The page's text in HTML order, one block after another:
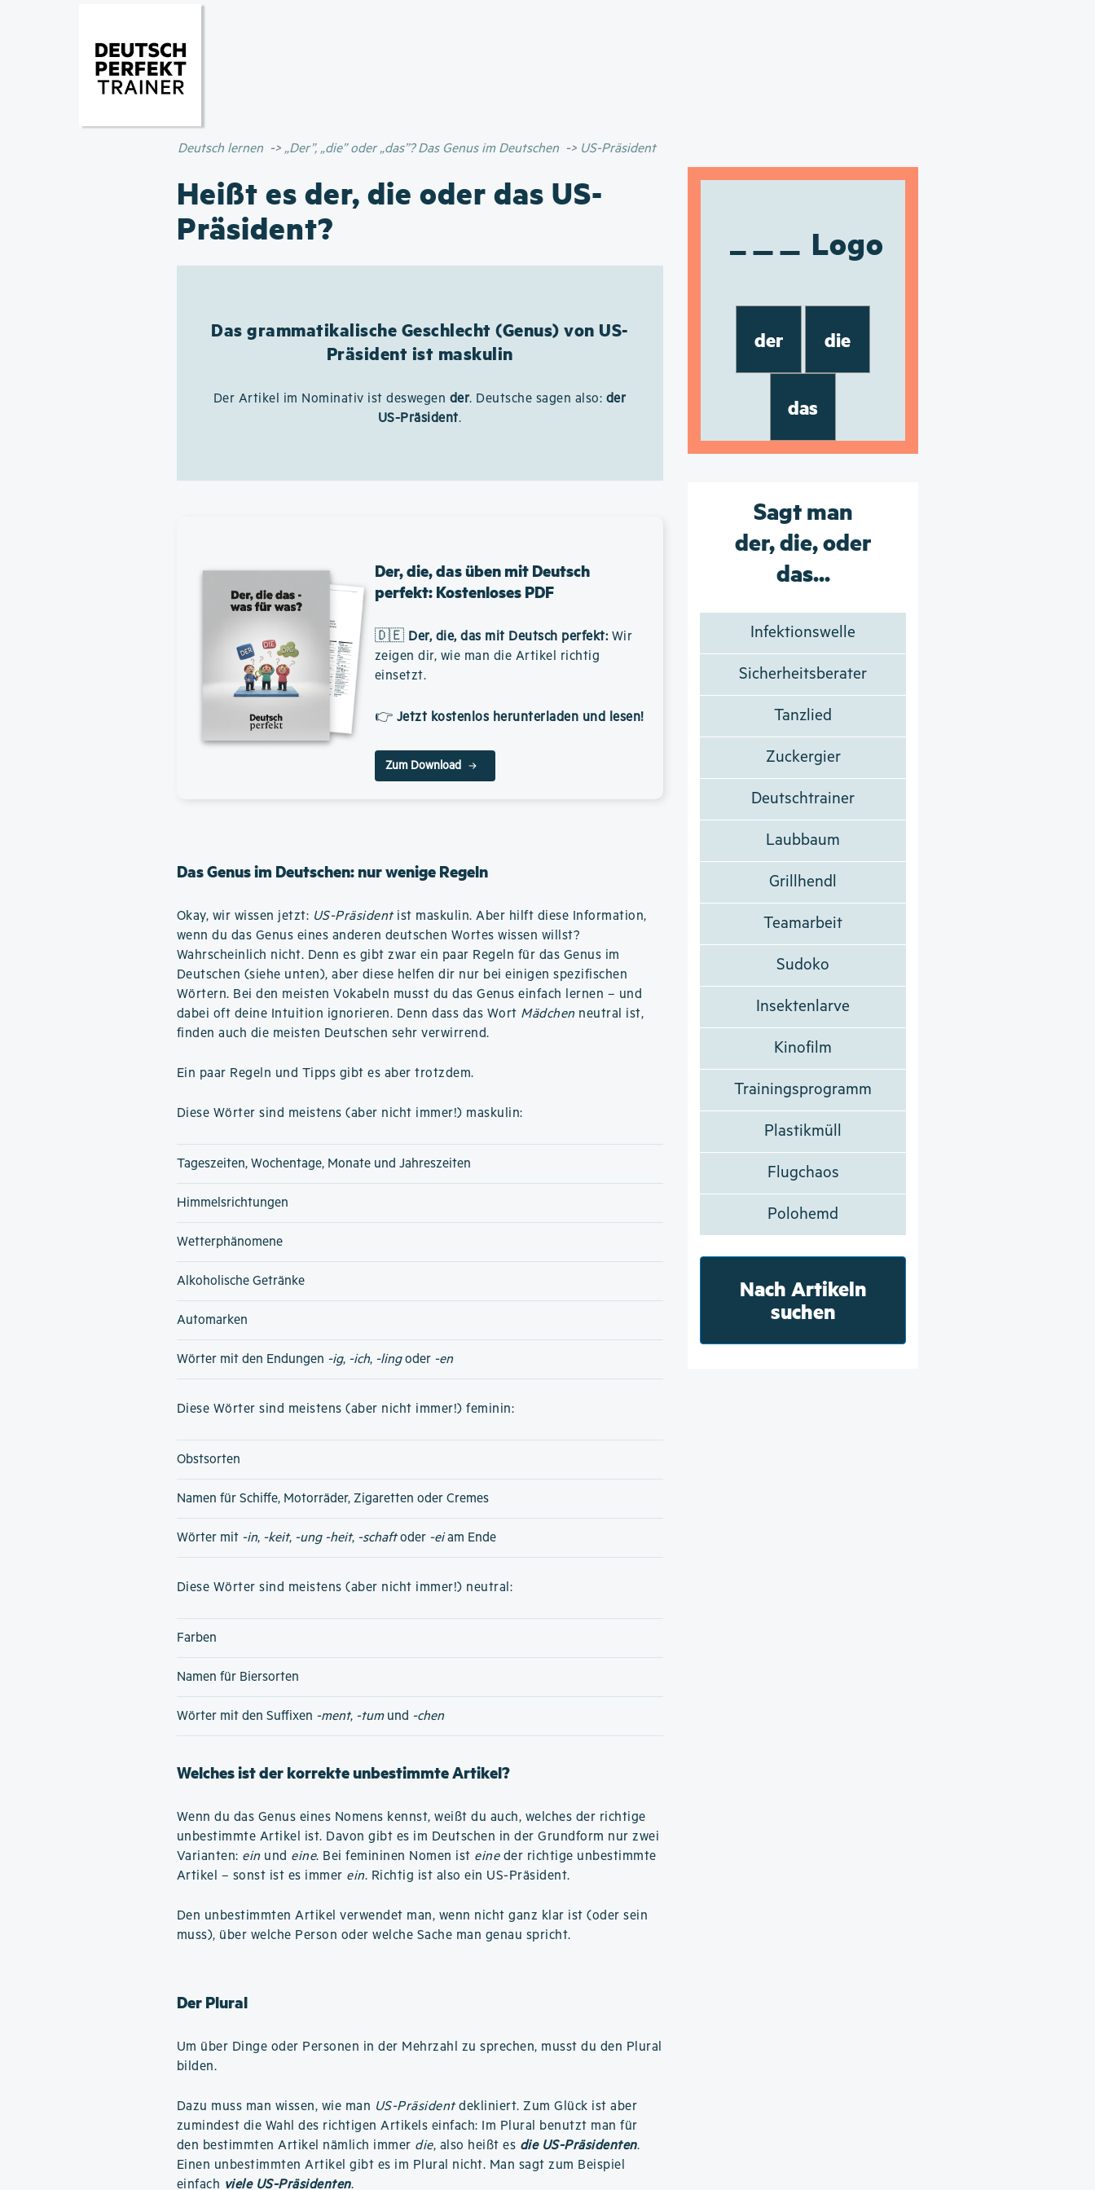
Deutsch lernen „Der”, „die” oder „das”? Das Genus im Deutschen US-Präsident
Heißt es der, die oder das US-
Präsident?
Das grammatikalische Geschlecht (Genus) von US-
Präsident ist maskulin
Der Artikel im Nominativ ist deswegen der. Deutsche sagen also: der
US-Präsident.
Der, die, das üben mit Deutsch
perfekt: Kostenloses PDF
🇩🇪 Der, die, das mit Deutsch perfekt: Wir
zeigen dir, wie man die Artikel richtig
einsetzt.
👉 Jetzt kostenlos herunterladen und lesen!
Zum Download
Das Genus im Deutschen: nur wenige Regeln
Okay, wir wissen jetzt: US-Präsidentist maskulin. Aber hilft diese Information,
wenn du das Genus eines anderen deutschen Wortes wissen willst?
Wahrscheinlich nicht. Denn es gibt zwar ein paar Regeln für das Genus im
Deutschen (siehe unten), aber diese helfen dir nur bei einigen spezifischen
Wörtern. Bei den meisten Vokabeln musst du das Genus einfach lernen – und
dabei oft deine Intuition ignorieren. Denn dass das Wort Mädchen neutral ist,
finden auch die meisten Deutschen sehr verwirrend.
Ein paar Regeln und Tipps gibt es aber trotzdem.
Diese Wörter sind meistens (aber nicht immer!) maskulin:
Tageszeiten, Wochentage, Monate und Jahreszeiten
Himmelsrichtungen
Wetterphänomene
Alkoholische Getränke
Automarken
Wörter mit den Endungen -ig, -ich, -lingoder -en
Diese Wörter sind meistens (aber nicht immer!) feminin:
Obstsorten
Namen für Schiffe, Motorräder, Zigaretten oder Cremes
Wörter mit -in, -keit, -ung -heit, -schaftoder -eiam Ende
Diese Wörter sind meistens (aber nicht immer!) neutral:
Farben
Namen für Biersorten
Wörter mit den Suffixen -ment, -tumund -chen
Welches ist der korrekte unbestimmte Artikel?
Wenn du das Genus eines Nomens kennst, weißt du auch, welches der richtige
unbestimmte Artikel ist. Davon gibt es im Deutschen in der Grundform nur zwei
Varianten: ein und eine. Bei femininen Nomen ist eineder richtige unbestimmte
Artikel – sonst ist es immer ein. Richtig ist also ein US-Präsident.
Den unbestimmten Artikel verwendet man, wenn nicht ganz klar ist (oder sein
muss), über welche Person oder welche Sache man genau spricht.
Der Plural
Um über Dinge oder Personen in der Mehrzahl zu sprechen, musst du den Plural
bilden.
Dazu muss man wissen, wie man US-Präsidentdekliniert. Zum Glück ist aber
zumindest die Wahl des richtigen Artikels einfach: Im Plural benutzt man für
den bestimmten Artikel nämlich immer die, also heißt es die US-Präsidenten.
Einen unbestimmten Artikel gibt es im Plural nicht. Man sagt zum Beispiel
einfach viele US-Präsidenten.
Logo
der die
das
Sagt man
der, die, oder
das...
Infektionswelle
Sicherheitsberater
Tanzlied
Zuckergier
Deutschtrainer
Laubbaum
Grillhendl
Teamarbeit
Sudoko
Insektenlarve
Kinofilm
Trainingsprogramm
Plastikmüll
Flugchaos
Polohemd
Nach Artikeln
suchen